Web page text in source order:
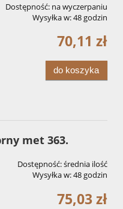
Dostępność: na wyczerpaniu
Wysyłka w:48 godzin
70,11 zł
do koszyka
met 363.
Dostępność:średnia ilość
Wysyłka w:48 godzin
75,03 zł